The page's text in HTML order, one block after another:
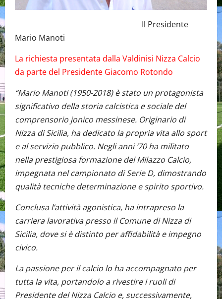
Il Presidente
Mario Manoti
La richiesta presentata dalla Valdinisi Nizza Calcio
da parte del Presidente Giacomo Rotondo
“Mario Manoti (1950-2018) è stato un protagonista
significativo della storia calcistica e sociale del
comprensorio jonico messinese. Originario di
Nizza di Sicilia, ha dedicato la propria vita allo sport
e al servizio pubblico. Negli anni ’70 ha militato
nella prestigiosa formazione del Milazzo Calcio,
impegnata nel campionato di Serie D, dimostrando
qualità tecniche determinazione e spirito sportivo.
Conclusa l’attività agonistica, ha intrapreso la
carriera lavorativa presso il Comune di Nizza di
Sicilia, dove si è distinto per affidabilità e impegno
civico.
La passione per il calcio lo ha accompagnato per
tutta la vita, portandolo a rivestire i ruoli di
Presidente del Nizza Calcio e, successivamente,